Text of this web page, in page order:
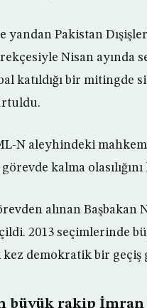
yandan Pakistan
Nisan ayında
katıldığı bir mitingde
N aleyhindeki
görevde kalma
alınan Başbakan
2013 seçimlerinde
kez demokratik bir geçiş
büyük rakip İmran